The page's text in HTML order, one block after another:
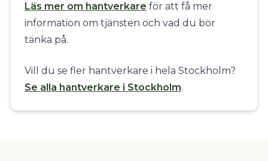
Läs mer om hantverkare för att få mer
information om tjänsten och vad du bör
tänka på.
Vill du se fler hantverkare i hela Stockholm?
Se alla hantverkare i Stockholm.